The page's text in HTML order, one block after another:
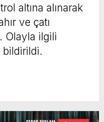
altına alınarak
ve çatı
Olayla ilgili
bildirildi.